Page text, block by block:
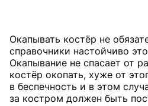
Окапывать костёр не
справочники настойчиво
Окапывание не спасает от
костёр окопать, хуже от
в беспечность и в этом
за костром должен быть